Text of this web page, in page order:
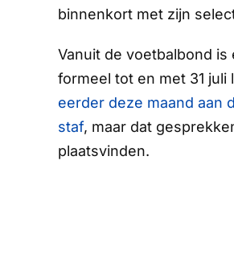
binnenkort met zijn
Vanuit de voetbalbond
formeel tot en met 31
eerder deze maand aan
staf, maar dat
plaatsvinden.